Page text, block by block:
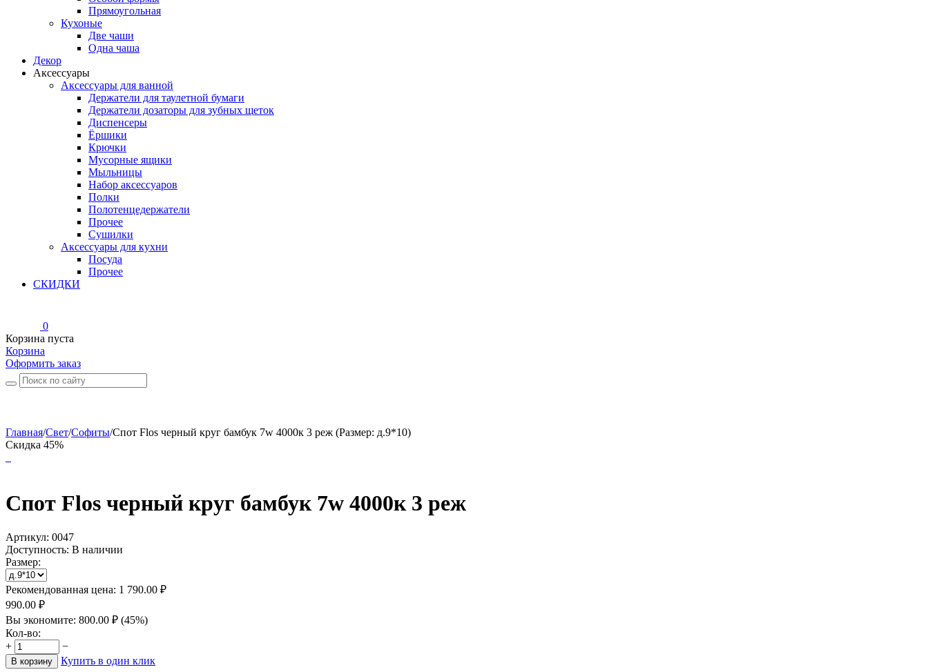
Прямоугольная
Кухоные
Две чаши
Одна чаша
Декор
Аксессуары
Аксессуары для ванной
Держатели для таулетной бумаги
Держатели дозаторы для зубных щеток
Диспенсеры
Ёршики
Крючки
Мусорные ящики
Мыльницы
Набор аксессуаров
Полки
Полотенцедержатели
Прочее
Сушилки
Аксессуары для кухни
Посуда
Прочее
СКИДКИ
0
Корзина пуста
Корзина
Оформить заказ
Главная/Свет/Софиты/Спот Flos черный круг бамбук 7w 4000к 3 реж (Размер: д.9*10)
Скидка 45%
Спот Flos черный круг бамбук 7w 4000к 3 реж
Артикул: 0047
Доступность: В наличии
Размер:
Рекомендованная цена: 1 790.00 ₽
990.00 ₽
Вы экономите: 800.00 ₽ (45%)
Кол-во:
+
−
В корзину Купить в один клик